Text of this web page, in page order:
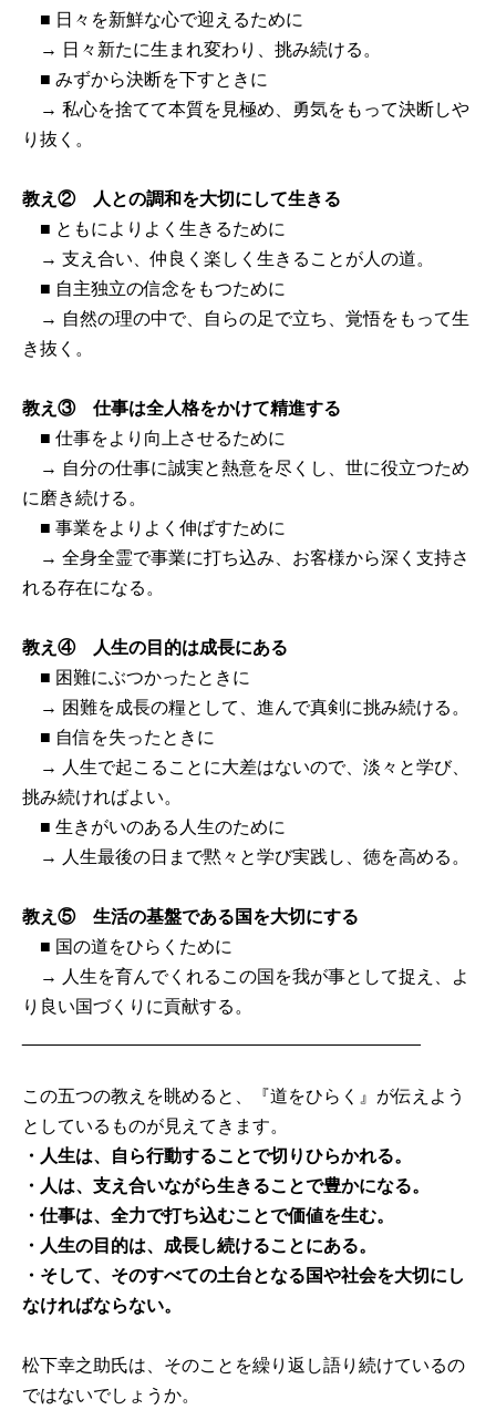
■ 日々を新鮮な心で迎えるために
→ 日々新たに生まれ変わり、挑み続ける。
■ みずから決断を下すときに
→ 私心を捨てて本質を見極め、勇気をもって決断しや
り抜く。
教え② 人との調和を大切にして生きる
■ ともによりよく生きるために
→ 支え合い、仲良く楽しく生きることが人の道。
■ 自主独立の信念をもつために
→ 自然の理の中で、自らの足で立ち、覚悟をもって生
き抜く。
教え③ 仕事は全人格をかけて精進する
■ 仕事をより向上させるために
→ 自分の仕事に誠実と熱意を尽くし、世に役立つため
に磨き続ける。
■ 事業をよりよく伸ばすために
→ 全身全霊で事業に打ち込み、お客様から深く支持さ
れる存在になる。
教え④ 人生の目的は成長にある
■ 困難にぶつかったときに
→ 困難を成長の糧として、進んで真剣に挑み続ける。
■ 自信を失ったときに
→ 人生で起こることに大差はないので、淡々と学び、
挑み続ければよい。
■ 生きがいのある人生のために
→ 人生最後の日まで黙々と学び実践し、徳を高める。
教え⑤ 生活の基盤である国を大切にする
■ 国の道をひらくために
→ 人生を育んでくれるこの国を我が事として捉え、よ
り良い国づくりに貢献する。
この五つの教えを眺めると、『道をひらく』が伝えよう
としているものが見えてきます。
・人生は、自ら行動することで切りひらかれる。
・人は、支え合いながら生きることで豊かになる。
・仕事は、全力で打ち込むことで価値を生む。
・人生の目的は、成長し続けることにある。
・そして、そのすべての土台となる国や社会を大切にし
なければならない。
松下幸之助氏は、そのことを繰り返し語り続けているの
ではないでしょうか。